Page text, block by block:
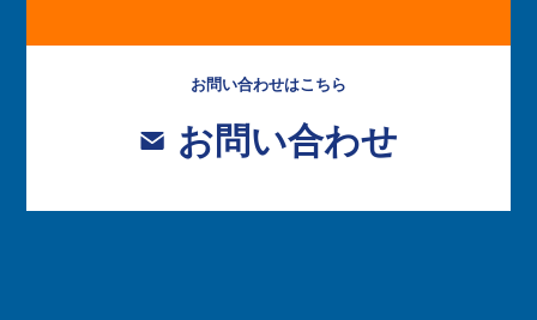
お問い合わせはこちら
お問い合わせ